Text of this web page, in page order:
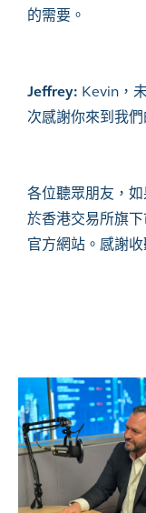
的需要。
Jeffrey: Kevin，
次感謝你來到我們
各位聽眾朋友，
於香港交易所旗
官方網站。感謝